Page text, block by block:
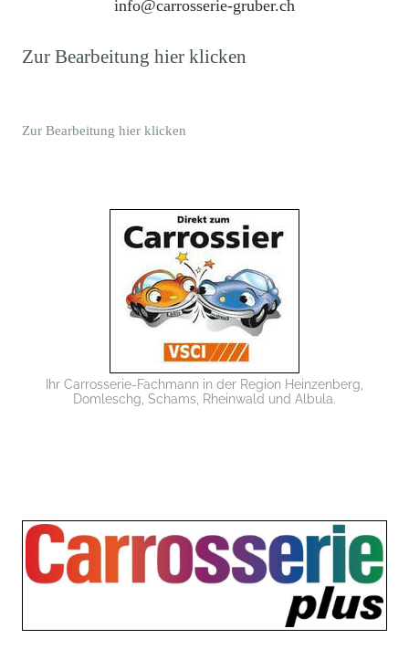
info@carrosserie-gruber.ch
Zur Bearbeitung hier klicken
Zur Bearbeitung hier klicken
Ihr Carrosserie-Fachmann in der Region Heinzenberg,
Domleschg, Schams, Rheinwald und Albula.